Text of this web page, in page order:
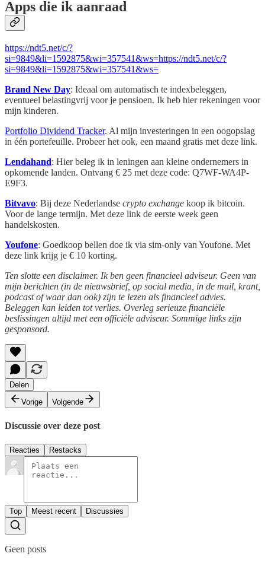
Apps die ik aanraad
https://ndt5.net/c/?
si=9849&li=1592875&wi=357541&ws=https://ndt5.net/c/?
si=9849&li=1592875&wi=357541&ws=
Brand New Day: Ideaal om automatisch te indexbeleggen,
eventueel belastingvrij voor je pensioen. Ik heb hier rekeningen voor
mijn kinderen.
Portfolio Dividend Tracker. Al mijn investeringen in een oogopslag
in één portefeuille. Probeer het ook, een maand gratis met deze link.
Lendahand: Hier beleg ik in leningen aan kleine ondernemers in
opkomende landen. Ontvang € 25 met deze code: Q7WF-WA4P-
E9F3.
Bitvavo: Bij deze Nederlandse crypto exchange koop ik bitcoin.
Voor de lange termijn. Met deze link de eerste week geen
handelskosten.
Youfone: Goedkoop bellen doe ik via sim-only van Youfone. Met
deze link krijg je € 10 korting.
Ten slotte een disclaimer. Ik ben geen financieel adviseur. Geen van
mijn berichten (in de nieuwsbrief, op social media, in de mail, krant,
podcast of waar dan ook) zijn te lezen als financieel advies.
Beleggen kan leiden tot verlies. Overleg serieuze financiële
beslissingen altijd met een officiële adviseur. Sommige links zijn
gesponsord.
Delen
Vorige
Volgende
Discussie over deze post
Reacties Restacks
Top Meest recent Discussies
Geen posts